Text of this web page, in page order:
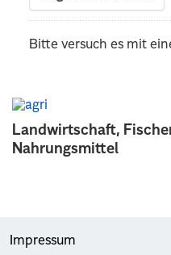
Landwirtschaft,
Nahrungsmittel
Bitte versuch es mit
Impressum